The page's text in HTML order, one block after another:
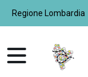
Regione Lombardia